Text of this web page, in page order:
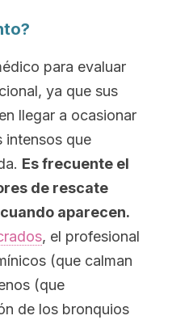
para evaluar
ya que sus
llegar a ocasionar
intensos que
Es frecuente el
de rescate
aparecen.
, el profesional
(que calman
(que
de los bronquios